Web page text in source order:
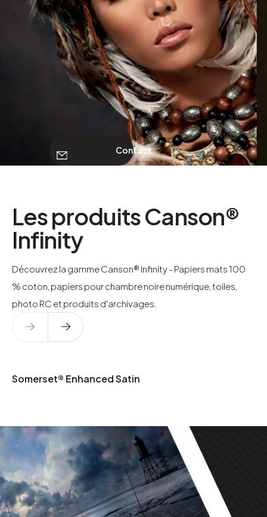
À PROPOS
Contact
Les produits Canson®
Infinity
Découvrez la gamme Canson® Infinity - Papiers mats 100
% coton, papiers pour chambre noire numérique, toiles,
photo RC et produits d'archivages.
Somerset® Enhanced Satin